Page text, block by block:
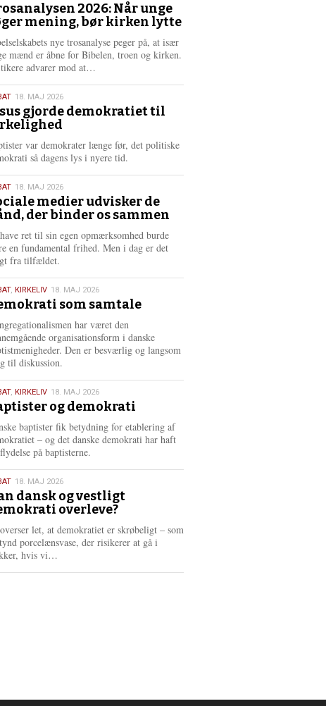
r
e
2026: Når unge
mening, bør kirken lytte
nye trosanalyse peger på, at især
mænd er åbne for Bibelen, troen og kirken.
advarer mod at…
e
e
18. MAJ 2026
gjorde demokratiet til
var demokrater længe før, det politiske
så dagens lys i nyere tid.
18. MAJ 2026
medier udvisker de
der binder os sammen
ret til sin egen opmærksomhed burde
en fundamental frihed. Men i dag er det
fra tilfældet.
, KIRKELIV 18. MAJ 2026
som samtale
har været den
organisationsform i danske
Den er besværlig og langsom
til diskussion.
, KIRKELIV 18. MAJ 2026
og demokrati
baptister fik betydning for etablering af
– og det danske demokrati har haft
på baptisterne.
18. MAJ 2026
dansk og vestligt
overleve?
let, at demokratiet er skrøbeligt – som
porcelænsvase, der risikerer at gå i
hvis vi…